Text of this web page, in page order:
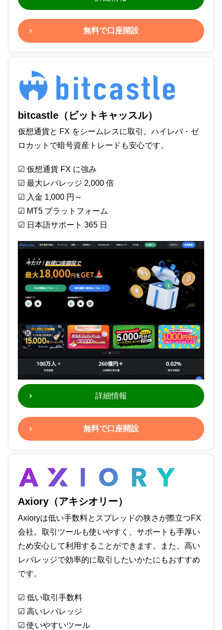
無料で口座開設
bitcastle（ビットキャッスル）
仮想通貨と FX をシームレスに取引。ハイレバ・ゼ
ロカットで暗号資産トレードも安心です。
☑︎ 仮想通貨 FX に強み
☑︎ 最大レバレッジ 2,000 倍
☑︎ 入金 1,000 円～
☑︎ MT5 プラットフォーム
☑︎ 日本語サポート 365 日
詳細情報
無料で口座開設
Axiory（アキシオリー）
Axioryは低い手数料とスプレッドの狭さが際立つFX
会社。取引ツールも使いやすく、サポートも手厚い
ため安心して利用することができます。また、高い
レバレッジで効率的に取引したいかたにもおすすめ
です。
☑︎ 低い取引手数料
☑︎ 高いレバレッジ
☑︎ 使いやすいツール